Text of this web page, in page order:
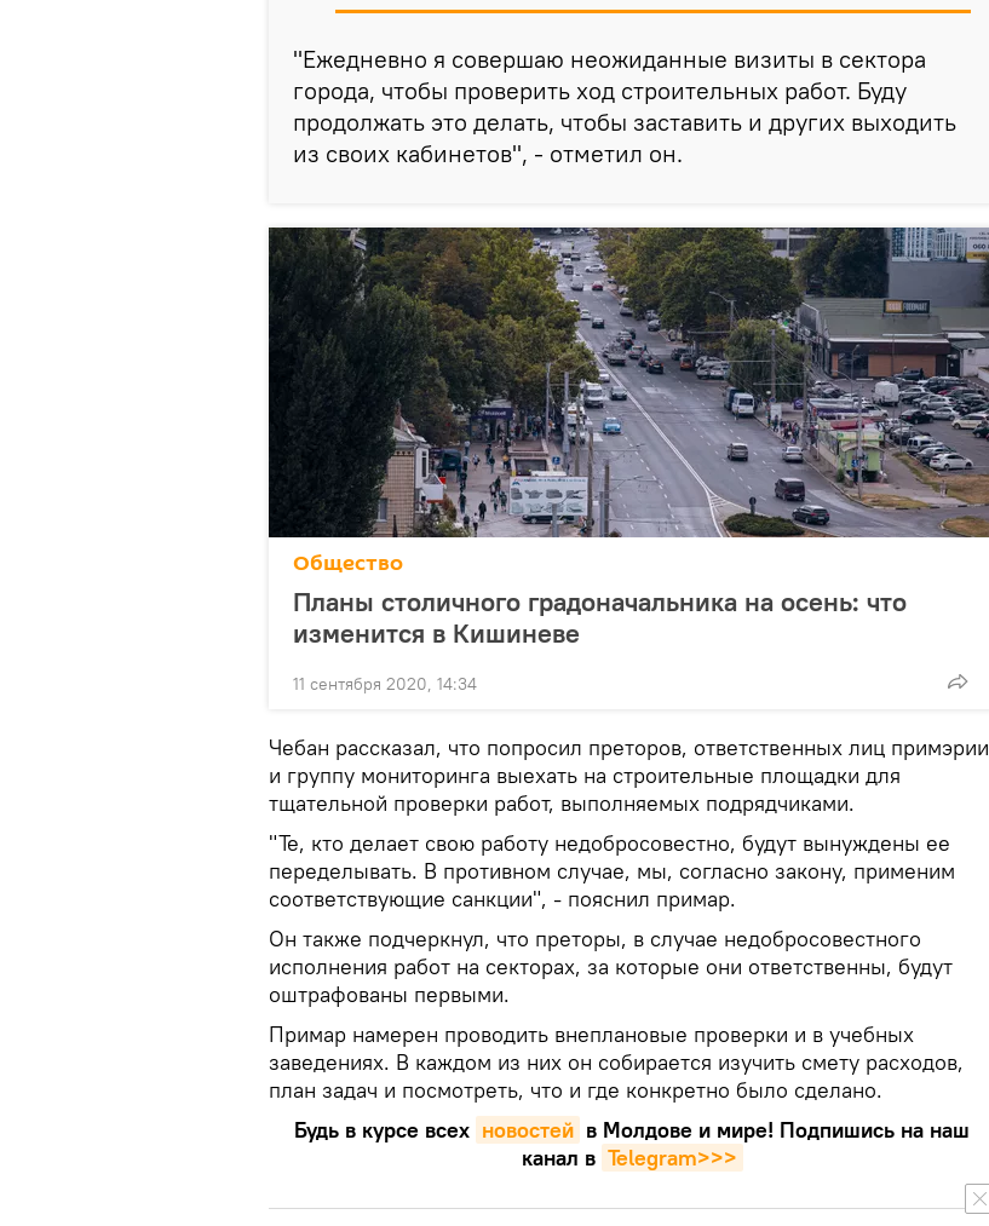
"Ежедневно я совершаю неожиданные визиты в сектора
города, чтобы проверить ход строительных работ. Буду
продолжать это делать, чтобы заставить и других выходить
из своих кабинетов", - отметил он.
Общество
Планы столичного градоначальника на осень: что
изменится в Кишиневе
11 сентября 2020, 14:34
Чебан рассказал, что попросил преторов, ответственных лиц примэрии
и группу мониторинга выехать на строительные площадки для
тщательной проверки работ, выполняемых подрядчиками.
"Те, кто делает свою работу недобросовестно, будут вынуждены ее
переделывать. В противном случае, мы, согласно закону, применим
соответствующие санкции", - пояснил примар.
Он также подчеркнул, что преторы, в случае недобросовестного
исполнения работ на секторах, за которые они ответственны, будут
оштрафованы первыми.
Примар намерен проводить внеплановые проверки и в учебных
заведениях. В каждом из них он собирается изучить смету расходов,
план задач и посмотреть, что и где конкретно было сделано.
Будь в курсе всех новостей в Молдове и мире! Подпишись на наш
канал в Telegram>>>